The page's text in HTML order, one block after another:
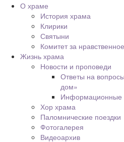
О храме
История храма
Клирики
Святыни
Комитет за
Жизнь храма
Новости и проповеди
Ответы на
дом»
Информационные
Хор храма
Паломнические поездки
Фотогалерея
Видеоархив